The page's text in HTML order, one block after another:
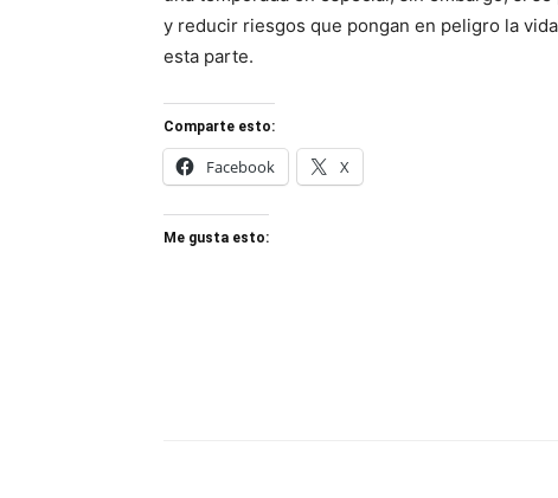
y reducir riesgos que pongan en peligro la
esta parte.
Comparte esto:
Facebook X
Me gusta esto: